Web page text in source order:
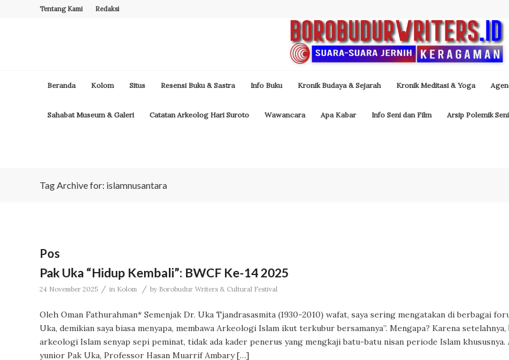
Tentang Kami Redaksi
Beranda Kolom Situs Resensi Buku & Sastra Info Buku Kronik Budaya & Sejarah Kronik Meditasi & Yoga
Sahabat Museum & Galeri Catatan Arkeolog Hari Suroto Wawancara Apa Kabar Info Seni dan Film Arsip Polemik
Tag Archive for: islamnusantara
Pos
Pak Uka “Hidup Kembali”: BWCF Ke-14 2025
24 November 2025 / in Kolom / by Borobudur Writers & Cultural Festival
Oleh Oman Fathurahman* Semenjak Dr. Uka Tjandrasasmita (1930-2010) wafat, saya sering mengatakan di berbagai
Uka, demikian saya biasa menyapa, membawa Arkeologi Islam ikut terkubur bersamanya”. Mengapa? Karena setelahnya,
arkeologi Islam senyap sepi peminat, tidak ada kader penerus yang mengkaji batu-batu nisan periode Islam khususnya.
yunior Pak Uka, Professor Hasan Muarrif Ambary […]